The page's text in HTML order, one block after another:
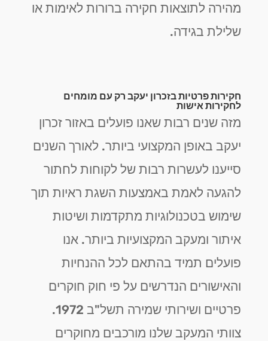
מהירה לתוצאות חקירה ברורות לאימות או
שלילת בגידה.
חקירות פרטיות בזכרון יעקב רק עם מומחים
לחקירות אישות
מזה שנים רבות שאנו פועלים באזור זכרון
יעקב באופן המקצועי ביותר. לאורך השנים
סייענו לעשרות רבות של לקוחות לחתור
להגעה לאמת באמצעות השגת ראיות תוך
שימוש בטכנולוגיות מתקדמות ושיטות
איתור ומעקב המקצועיות ביותר. אנו
פועלים תמיד בהתאם לכל ההנחיות
והאישורים הנדרשים על פי חוק חוקרים
פרטיים ושירותי שמירה תשל"ב 1972.
צוותי המעקב שלנו מורכבים מחוקרים